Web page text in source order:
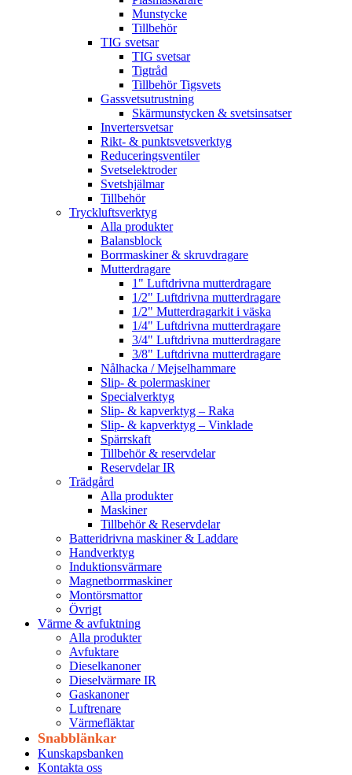
Munstycke
Tillbehör
TIG svetsar
TIG svetsar
Tigtråd
Tillbehör Tigsvets
Gassvetsutrustning
Skärmunstycken & svetsinsatser
Invertersvetsar
Rikt- & punktsvetsverktyg
Reduceringsventiler
Svetselektroder
Svetshjälmar
Tillbehör
Tryckluftsverktyg
Alla produkter
Balansblock
Borrmaskiner & skruvdragare
Mutterdragare
1" Luftdrivna mutterdragare
1/2" Luftdrivna mutterdragare
1/2" Mutterdragarkit i väska
1/4" Luftdrivna mutterdragare
3/4" Luftdrivna mutterdragare
3/8" Luftdrivna mutterdragare
Nålhacka / Mejselhammare
Slip- & polermaskiner
Specialverktyg
Slip- & kapverktyg – Raka
Slip- & kapverktyg – Vinklade
Spärrskaft
Tillbehör & reservdelar
Reservdelar IR
Trädgård
Alla produkter
Maskiner
Tillbehör & Reservdelar
Batteridrivna maskiner & Laddare
Handverktyg
Induktionsvärmare
Magnetborrmaskiner
Montörsmattor
Övrigt
Värme & avfuktning
Alla produkter
Avfuktare
Dieselkanoner
Dieselvärmare IR
Gaskanoner
Luftrenare
Värmefläktar
Snabblänkar
Kunskapsbanken
Kontakta oss